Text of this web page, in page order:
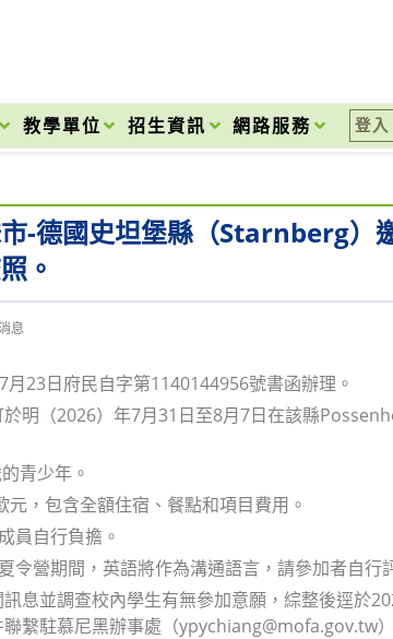
教學單位 招生資訊 網路服務 登入
-德國史坦堡縣（Starnberg）
。
息
23日府民自字第1140144956號書函辦理。
明（2026）年7月31日至8月7日在該縣
青少年。
元，包含全額住宿、餐點和項目費用。
員自行負擔。
令營期間，英語將作為溝通語言，請參加者自行
訊息並調查校內學生有無參加意願，綜整後逕
繫駐慕尼黑辦事處（ypychiang@mofa.gov.tw